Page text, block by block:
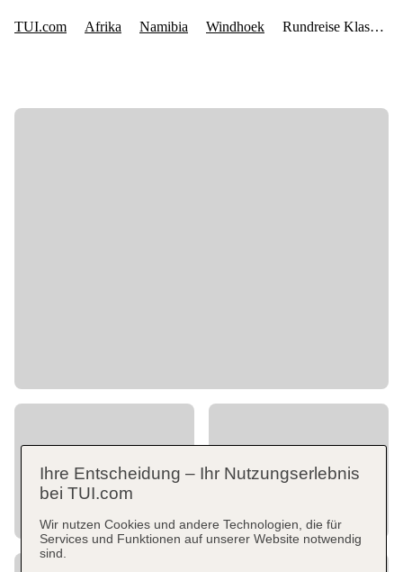
Ihre Entscheidung – Ihr Nutzungserlebnis
bei TUI.com
Wir nutzen Cookies und andere Technologien, die für
Services und Funktionen auf unserer Website notwendig
sind.